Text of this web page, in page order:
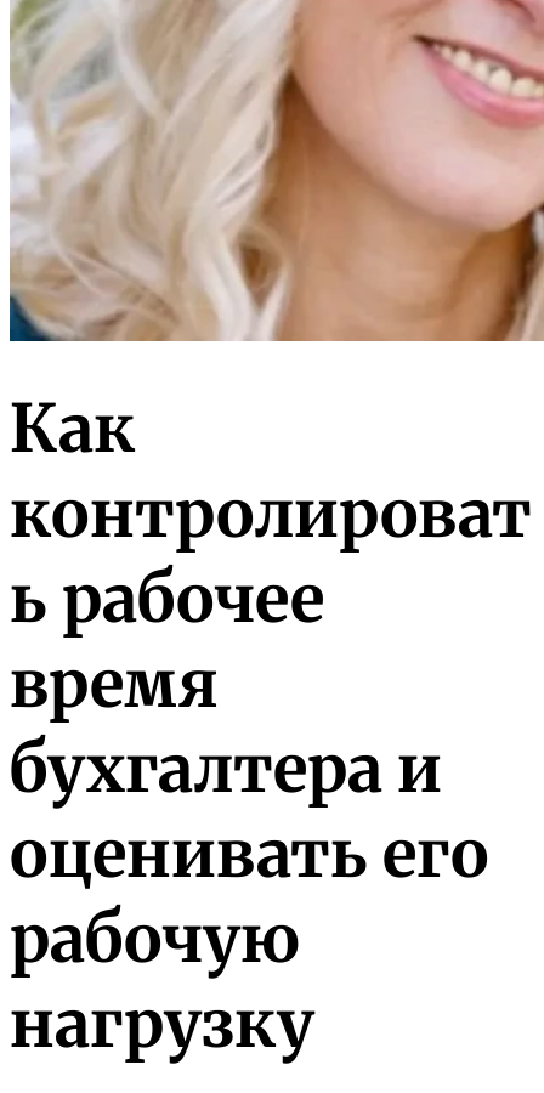
Как
контролироват
ь рабочее
время
бухгалтера и
оценивать его
рабочую
нагрузку